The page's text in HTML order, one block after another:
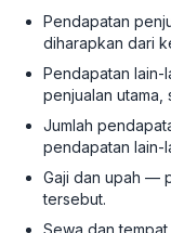
Pendapatan
diharapkan dari
Pendapatan
penjualan
Jumlah
pendapatan lain-
Gaji dan upah —
tersebut.
Sewa dan